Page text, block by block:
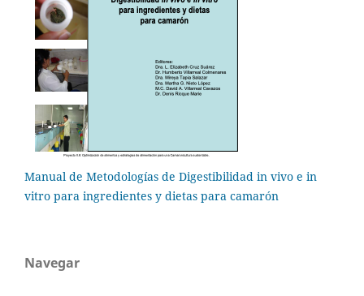
Manual de Metodologías de Digestibilidad in vivo e in
vitro para ingredientes y dietas para camarón
Navegar